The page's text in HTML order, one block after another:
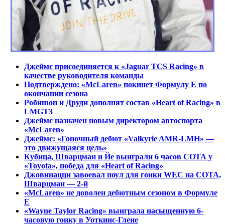
Джеймс присоединяется к «Jaguar TCS Racing» в
качестве руководителя команды
Подтверждено: «McLaren» покинет Формулу E по
окончании сезона
Робишон и Друди дополнят состав «Heart of Racing» в
LMGT3
Джеймс назначен новым директором автоспорта
«McLaren»
Джеймс: «Гоночный дебют «Valkyrie AMR-LMH» —
это движущаяся цель»
Кубица, Шварцман и Йе выиграли 6 часов СОТА у
«Toyota», победа для «Heart of Racing»
Джовинацци завоевал поул для гонки WEC на СОТА,
Шварцман — 2-й
«McLaren» не доволен дебютным сезоном в Формуле
Е
«Wayne Taylor Racing» выиграла насыщенную 6-
часовую гонку в Уоткинс-Глене